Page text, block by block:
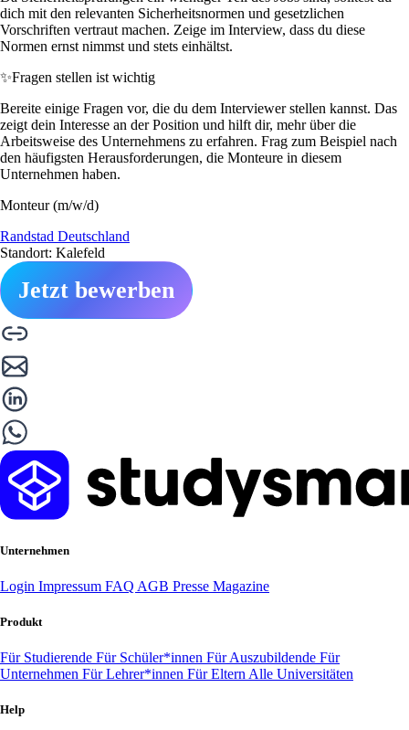
dich mit den relevanten Sicherheitsnormen und gesetzlichen
Vorschriften vertraut machen. Zeige im Interview, dass du diese
Normen ernst nimmst und stets einhältst.
✨Fragen stellen ist wichtig
Bereite einige Fragen vor, die du dem Interviewer stellen kannst. Das
zeigt dein Interesse an der Position und hilft dir, mehr über die
Arbeitsweise des Unternehmens zu erfahren. Frag zum Beispiel nach
den häufigsten Herausforderungen, die Monteure in diesem
Unternehmen haben.
Monteur (m/w/d)
Randstad Deutschland
Standort: Kalefeld
Jetzt bewerben
Unternehmen
Login Impressum FAQ AGB Presse Magazine
Produkt
Für Studierende Für Schüler*innen Für Auszubildende Für
Unternehmen Für Lehrer*innen Für Eltern Alle Universitäten
Help